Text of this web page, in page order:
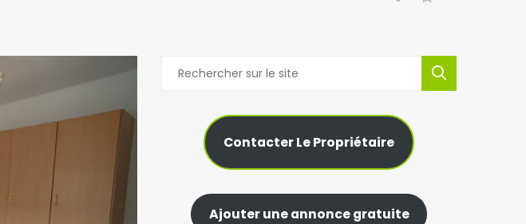
Contacter Le Propriétaire
Ajouter une annonce gratuite